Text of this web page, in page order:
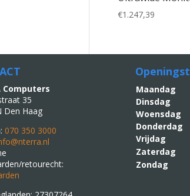
€1.247,39
Computers
35
Den Haag
070 350 3000
retourecht:
Dinsdag
Woensdag
Donderdag
Vrijdag
Zaterdag
Zondag